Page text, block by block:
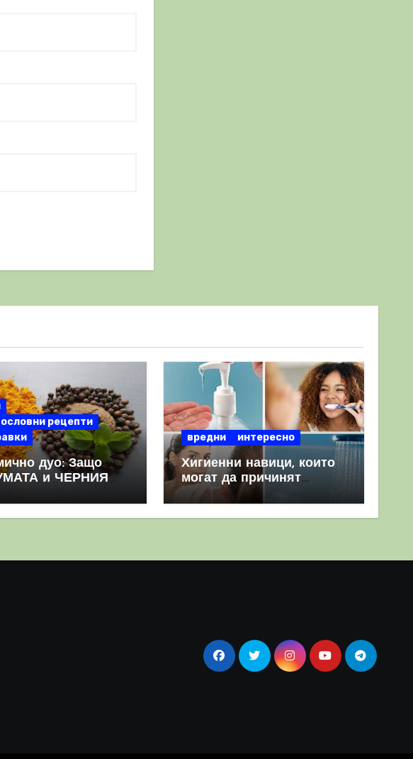
рецепти
дуо: Защо
и ЧЕРНИЯ
вредни интересно
Хигиенни навици, които
могат да причинят
повече вреда, отколкото
полза